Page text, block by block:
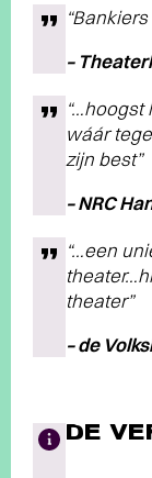
–
wáár
zijn best”
– NRC
“…een
theater”
– de
DE